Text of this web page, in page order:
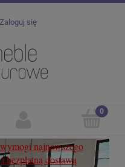
Zaloguj się
najnowszego
bezpłatną dostawą